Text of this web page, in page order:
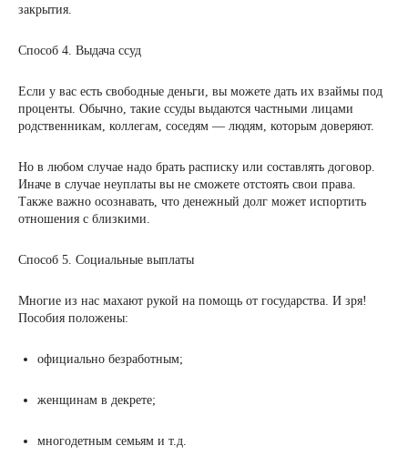
закрытия.
Способ 4. Выдача ссуд
Если у вас есть свободные деньги, вы можете дать их взаймы под
проценты. Обычно, такие ссуды выдаются частными лицами
родственникам, коллегам, соседям — людям, которым доверяют.
Но в любом случае надо брать расписку или составлять договор.
Иначе в случае неуплаты вы не сможете отстоять свои права.
Также важно осознавать, что денежный долг может испортить
отношения с близкими.
Способ 5. Социальные выплаты
Многие из нас махают рукой на помощь от государства. И зря!
Пособия положены:
официально безработным;
женщинам в декрете;
многодетным семьям и т.д.